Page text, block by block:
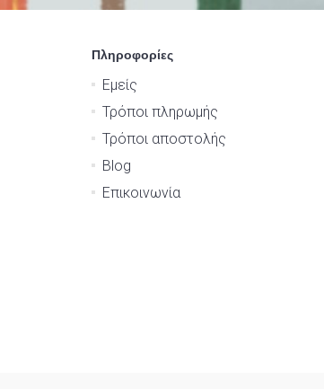
Πληροφορίες
Εμείς
Τρόποι πληρωμής
Τρόποι αποστολής
Blog
Επικοινωνία